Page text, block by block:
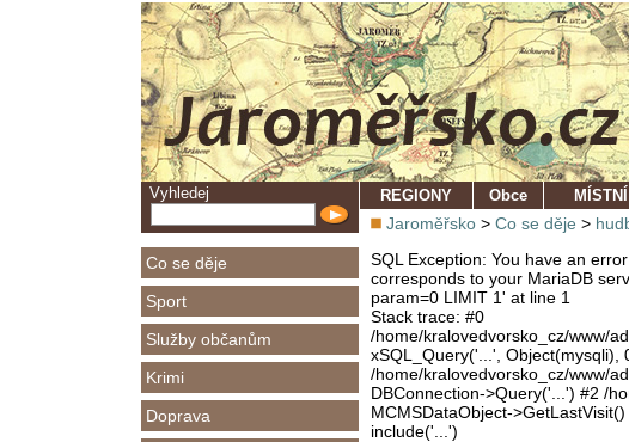
Vyhledej
Co se děje
Sport
Služby občanům
Krimi
Doprava
REGIONY
Obce
Jaroměřsko > Co se děje >
SQL Exception: You have an
corresponds to your MariaDB
param=0 LIMIT 1' at line 1
Stack trace: #0
/home/kralovedvorsko_cz/www/
xSQL_Query('...', Object(mysqli),
/home/kralovedvorsko_cz/www/
DBConnection->Query('...') #2 /
MCMSDataObject-
include('...')